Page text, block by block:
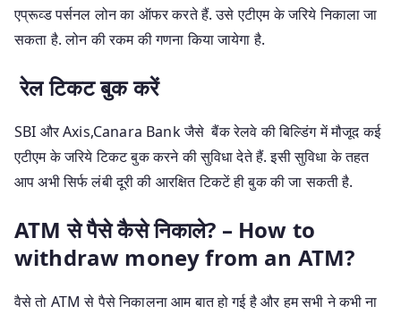
एप्रूव्ड पर्सनल लोन का ऑफर करते हैं. उसे एटीएम के जरिये निकाला जा
सकता है. लोन की रकम की गणना किया जायेगा है.
रेल टिकट बुक करें
SBI और Axis,Canara Bank जैसे बैंक रेलवे की बिल्डिंग में मौजूद कई
एटीएम के जरिये टिकट बुक करने की सुविधा देते हैं. इसी सुविधा के तहत
आप अभी सिर्फ लंबी दूरी की आरक्षित टिकटें ही बुक की जा सकती है.
ATM से पैसे कैसे निकाले? – How to
withdraw money from an ATM?
वैसे तो ATM से पैसे निकालना आम बात हो गई है और हम सभी ने कभी ना